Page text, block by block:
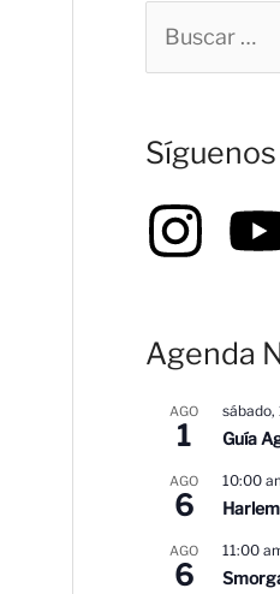
c
r
r
Síguenos
Agenda
AGO
1
sábado,
Guía
AGO
6
10:00
AGO
6
11:00